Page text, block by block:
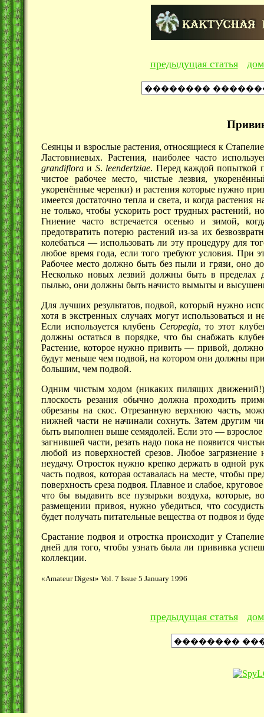
предыдущая статья
Сеянцы и взрослые растения, относящиеся к
Ластовниевых. Растения, наиболее часто
grandiflora и S. leendertziae. Перед каждой попыткой
чистое рабочее место, чистые лезвия,
укоренённые черенки) и растения которые нужно
имеется достаточно тепла и света, и когда растения
не только, чтобы ускорить рост трудных растений,
Гниение часто встречается осенью и зимой,
предотвратить потерю растений из-за их
колебаться —использовать ли эту процедуру для
любое время года, если того требуют условия. При
Рабочее место должно быть без пыли и грязи, оно
Несколько новых лезвий должны быть в пределах
пылью, они должны быть начисто вымыты и
Для лучших результатов, подвой, который нужно
хотя в экстренных случаях могут использоваться
Если используется клубень Ceropegia, то этот
должны остаться в порядке, что бы снабжать
Растение, которое нужно привить — привой,
будут меньше чем подвой, на котором они должны
большим, чем подвой.
Одним чистым ходом (никаких пилящих
плоскость резания обычно должна проходить
обрезаны на скос. Отрезанную верхнюю часть,
нижней части не начинали сохнуть. Затем другим
быть выполнен выше семядолей. Если это —
загнившей части, резать надо пока не появится
любой из поверхностей срезов. Любое загрязнение
неудачу. Отросток нужно крепко держать в одной
часть подвоя, которая оставалась на месте, чтобы
поверхность среза подвоя. Плавное и слабое,
что бы выдавить все пузырьки воздуха,
размещении привоя, нужно убедиться, что
будет получать питательные вещества от подвоя и
Срастание подвоя и отростка происходит у
дней для того, чтобы узнать была ли прививка
коллекции.
«Amateur Digest» Vol. 7 Issue 5 January 1996
предыдущая статья